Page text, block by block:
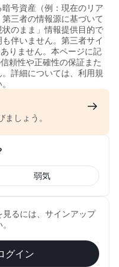
号資産（例：現在のリア
三者の情報源に基づいて
のまま」情報提供目的で
伴いません。第三者サイ
りません。本ページに記
頼性や正確性の保証また
詳細については、利用規
しょう。
弱気
るには、サインアップ
グイン